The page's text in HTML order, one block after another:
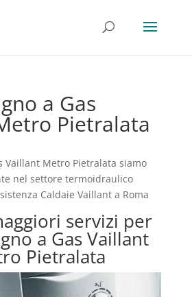
a Gas
Pietralata
Vaillant Metro Pietralata siamo
nel settore termoidraulico
Caldaie Vaillant a Roma
servizi per
a Gas Vaillant
Pietralata